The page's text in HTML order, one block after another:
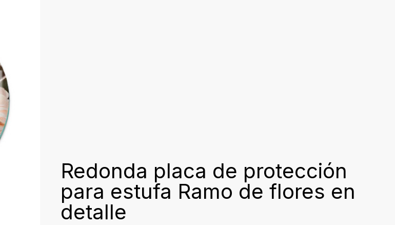
Redonda placa de protección
para estufa Ramo de flores en
detalle